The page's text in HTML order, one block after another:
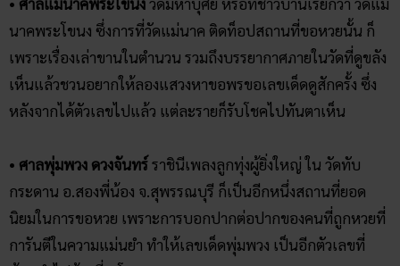
นาคพระโขนง ซึ่งการที่วัดแม่นาค ติดท็อปสถานที่ขอหวยนั้น ก็
เพราะเรื่องเล่าขานในตำนวน รวมถึงบรรยากาศภายในวัดที่ดูขลัง
เห็นแล้วชวนอยากให้ลองแสวงหาขอพรขอเลขเด็ดดูสักครั้ง ซึ่ง
หลังจากได้ตัวเลขไปแล้ว แต่ละรายก็รับโชคไปทันตาเห็น
• ศาลพุ่มพวง ดวงจันทร์ราชินีเพลงลูกทุ่งผู้ยิ่งใหญ่ ใน วัดทับ
กระดาน อ.สองพี่น้อง จ.สุพรรณบุรี ก็เป็นอีกหนึ่งสถานที่ยอด
นิยมในการขอหวย เพราะการบอกปากต่อปากของคนที่ถูกหวยที่
การันตีในความแม่นยำ ทำให้เลขเด็ดพุ่มพวง เป็นอีกตัวเลขที่